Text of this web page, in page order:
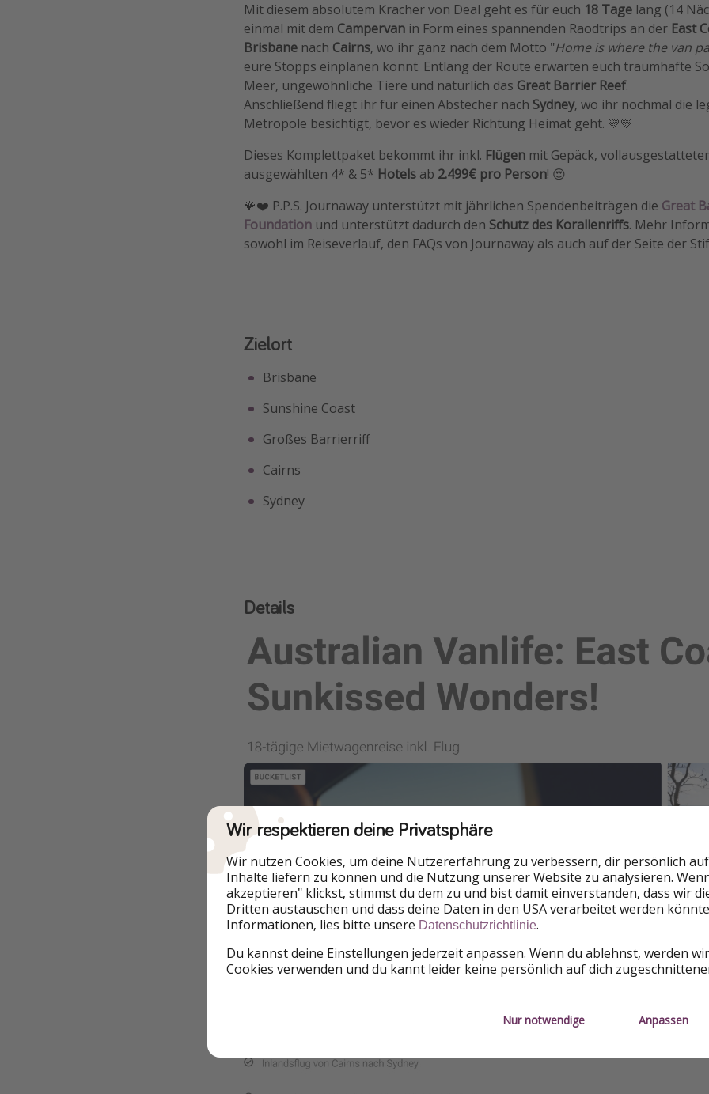
Mit diesem absolutem Kracher von Deal geht es für euch 18 Tage lang (14
einmal mit dem Campervan in Form eines spannenden Raodtrips an der East
Brisbane nach Cairns, wo ihr ganz nach dem Motto "Home is where the van
eure Stopps einplanen könnt. Entlang der Route erwarten euch traumhafte
Meer, ungewöhnliche Tiere und natürlich das Great Barrier Reef.
Anschließend fliegt ihr für einen Abstecher nach Sydney, wo ihr nochmal die
Metropole besichtigt, bevor es wieder Richtung Heimat geht. 💛💛
Dieses Komplettpaket bekommt ihr inkl. Flügen mit Gepäck,
ausgewählten 4* & 5* Hotels ab 2.499€ pro Person! 😍
🪸❤️ P.P.S. Journaway unterstützt mit jährlichen Spendenbeiträgen die Great
Foundation und unterstützt dadurch den Schutz des Korallenriffs. Mehr
sowohl im Reiseverlauf, den FAQs von Journaway als auch auf der Seite der
Zielort
Brisbane
Sunshine Coast
Großes Barrierriff
Cairns
Sydney
Details
Wir respektieren deine Privatsphäre
Wir nutzen Cookies, um deine Nutzererfahrung zu verbessern, dir persönlich
Inhalte liefern zu können und die Nutzung unserer Website zu analysieren.
akzeptieren" klickst, stimmst du dem zu und bist damit einverstanden, dass wir
Dritten austauschen und dass deine Daten in den USA verarbeitet werden
Informationen, lies bitte unsere Datenschutzrichtlinie.
Du kannst deine Einstellungen jederzeit anpassen. Wenn du ablehnst, werden
Cookies verwenden und du kannt leider keine persönlich auf dich
Nur notwendige Anpassen